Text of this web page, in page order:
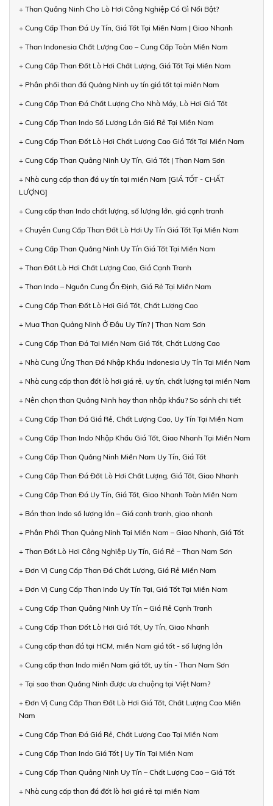
+ Than Quảng Ninh Cho Lò Hơi Công Nghiệp Có Gì Nổi Bật?
+ Cung Cấp Than Đá Uy Tín, Giá Tốt Tại Miền Nam | Giao Nhanh
+ Than Indonesia Chất Lượng Cao – Cung Cấp Toàn Miền Nam
+ Cung Cấp Than Đốt Lò Hơi Chất Lượng, Giá Tốt Tại Miền Nam
+ Phân phối than đá Quảng Ninh uy tín giá tốt tại miền Nam
+ Cung Cấp Than Đá Chất Lượng Cho Nhà Máy, Lò Hơi Giá Tốt
+ Cung Cấp Than Indo Số Lượng Lớn Giá Rẻ Tại Miền Nam
+ Cung Cấp Than Đốt Lò Hơi Chất Lượng Cao Giá Tốt Tại Miền Nam
+ Cung Cấp Than Quảng Ninh Uy Tín, Giá Tốt | Than Nam Sơn
+ Nhà cung cấp than đá uy tín tại miền Nam [GIÁ TỐT - CHẤT
LƯỢNG]
+ Cung cấp than Indo chất lượng, số lượng lớn, giá cạnh tranh
+ Chuyên Cung Cấp Than Đốt Lò Hơi Uy Tín Giá Tốt Tại Miền Nam
+ Cung Cấp Than Quảng Ninh Uy Tín Giá Tốt Tại Miền Nam
+ Than Đốt Lò Hơi Chất Lượng Cao, Giá Cạnh Tranh
+ Than Indo – Nguồn Cung Ổn Định, Giá Rẻ Tại Miền Nam
+ Cung Cấp Than Đốt Lò Hơi Giá Tốt, Chất Lượng Cao
+ Mua Than Quảng Ninh Ở Đâu Uy Tín? | Than Nam Sơn
+ Cung Cấp Than Đá Tại Miền Nam Giá Tốt, Chất Lượng Cao
+ Nhà Cung Ứng Than Đá Nhập Khẩu Indonesia Uy Tín Tại Miền Nam
+ Nhà cung cấp than đốt lò hơi giá rẻ, uy tín, chất lượng tại miền Nam
+ Nên chọn than Quảng Ninh hay than nhập khẩu? So sánh chi tiết
+ Cung Cấp Than Đá Giá Rẻ, Chất Lượng Cao, Uy Tín Tại Miền Nam
+ Cung Cấp Than Indo Nhập Khẩu Giá Tốt, Giao Nhanh Tại Miền Nam
+ Cung Cấp Than Quảng Ninh Miền Nam Uy Tín, Giá Tốt
+ Cung Cấp Than Đá Đốt Lò Hơi Chất Lượng, Giá Tốt, Giao Nhanh
+ Cung Cấp Than Đá Uy Tín, Giá Tốt, Giao Nhanh Toàn Miền Nam
+ Bán than Indo số lượng lớn – Giá cạnh tranh, giao nhanh
+ Phân Phối Than Quảng Ninh Tại Miền Nam – Giao Nhanh, Giá Tốt
+ Than Đốt Lò Hơi Công Nghiệp Uy Tín, Giá Rẻ – Than Nam Sơn
+ Đơn Vị Cung Cấp Than Đá Chất Lượng, Giá Rẻ Miền Nam
+ Đơn Vị Cung Cấp Than Indo Uy Tín Tại, Giá Tốt Tại Miền Nam
+ Cung Cấp Than Quảng Ninh Uy Tín – Giá Rẻ Cạnh Tranh
+ Cung Cấp Than Đốt Lò Hơi Giá Tốt, Uy Tín, Giao Nhanh
+ Cung cấp than đá tại HCM, miền Nam giá tốt - số lượng lớn
+ Cung cấp than Indo miền Nam giá tốt, uy tín - Than Nam Sơn
+ Tại sao than Quảng Ninh được ưa chuộng tại Việt Nam?
+ Đơn Vị Cung Cấp Than Đốt Lò Hơi Giá Tốt, Chất Lượng Cao Miền
Nam
+ Cung Cấp Than Đá Giá Rẻ, Chất Lượng Cao Tại Miền Nam
+ Cung Cấp Than Indo Giá Tốt | Uy Tín Tại Miền Nam
+ Cung Cấp Than Quảng Ninh Uy Tín – Chất Lượng Cao – Giá Tốt
+ Nhà cung cấp than đá đốt lò hơi giá rẻ tại miền Nam